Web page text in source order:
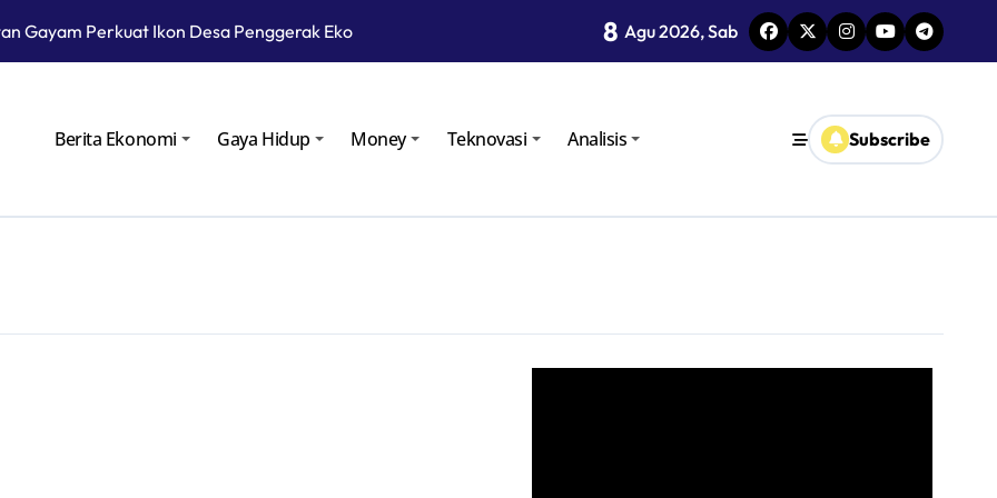
Gayam Perkuat Ikon Desa Penggerak Ekonomi Lokal Melalui TPID
Niaga Siagakan Ribuan Agen dan Pangkalan LPG 3 Kg
Niaga Menyiapkan 1.832 SPBU Siaga
Langsung Operasional Lapangan Gas Jambaran Tiung Biru
Bojonegoro Bangun Desa Mandiri Ekonomi
8 Agu 2026, Sab
Berita Ekonomi Gaya Hidup Money Teknovasi Analisis Subscribe